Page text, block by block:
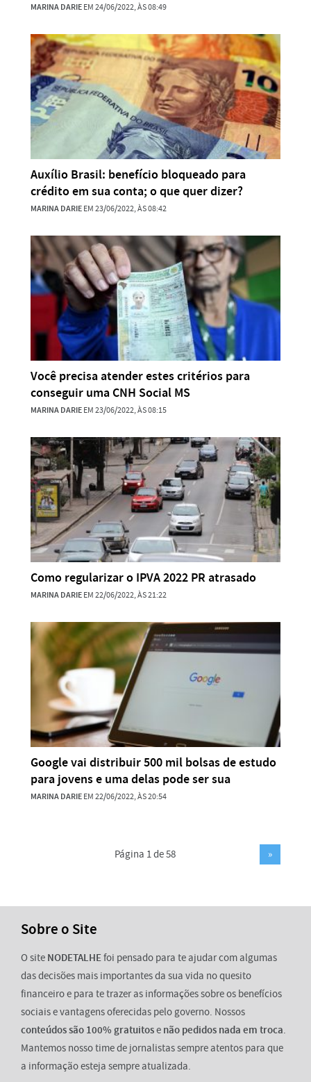
MARINA DARIEEM 24/06/2022, ÀS 08:49
Auxílio Brasil: benefício bloqueado para
crédito em sua conta; o que quer dizer?
MARINA DARIEEM 23/06/2022, ÀS 08:42
Você precisa atender estes critérios para
conseguir uma CNH Social MS
MARINA DARIEEM 23/06/2022, ÀS 08:15
Como regularizar o IPVA 2022 PR atrasado
MARINA DARIEEM 22/06/2022, ÀS 21:22
Google vai distribuir 500 mil bolsas de estudo
para jovens e uma delas pode ser sua
MARINA DARIEEM 22/06/2022, ÀS 20:54
Página 1 de 58 »
Sobre o Site
O site NODETALHEfoi pensado para te ajudar com algumas
das decisões mais importantes da sua vida no quesito
financeiro e para te trazer as informações sobre os benefícios
sociais e vantagens oferecidas pelo governo. Nossos
conteúdos são 100% gratuitose não pedidos nada em troca.
Mantemos nosso time de jornalistas sempre atentos para que
a informação esteja sempre atualizada.